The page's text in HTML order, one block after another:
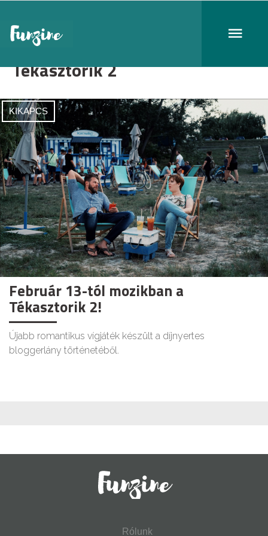
Tékasztorik 2
KIKAPCS
Február 13-tól mozikban a
Tékasztorik 2!
Újabb romantikus vígjáték készült a díjnyertes
bloggerlány történetéből.
Rólunk